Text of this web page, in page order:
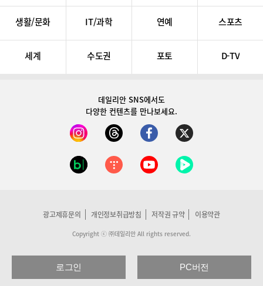
생활/문화 IT/과학 연예 스포츠
세계 수도권 포토 D-TV
데일리안 SNS에서도
다양한 컨텐츠를 만나보세요.
광고제휴문의 개인정보취급방침 저작권 규약 이용약관
Copyright ⓒ ㈜데일리안 All rights reserved.
로그인 PC버전